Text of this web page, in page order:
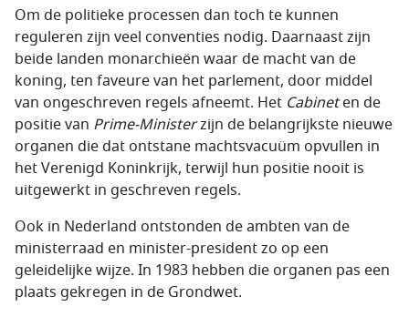
Om de politieke processen dan toch te kunnen
reguleren zijn veel conventies nodig. Daarnaast zijn
beide landen monarchieën waar de macht van de
koning, ten faveure van het parlement, door middel
van ongeschreven regels afneemt. Het Cabineten de
positie van Prime-Ministerzijn de belangrijkste nieuwe
organen die dat ontstane machtsvacuüm opvullen in
het Verenigd Koninkrijk, terwijl hun positie nooit is
uitgewerkt in geschreven regels.
Ook in Nederland ontstonden de ambten van de
ministerraad en minister-president zo op een
geleidelijke wijze. In 1983 hebben die organen pas een
plaats gekregen in de Grondwet.